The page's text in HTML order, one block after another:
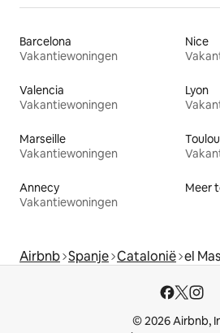
Barcelona
Vakantiewoningen
Nice
Valencia
Vakantiewoningen
Lyon
Marseille
Vakantiewoningen
Annecy
Vakantiewoningen
Meer
Airbnb Spanje Catalonië el
© 2026 Airbnb,